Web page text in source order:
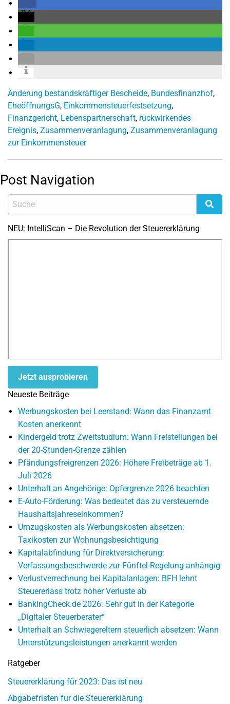
Änderung bestandskräftiger Bescheide, Bundesfinanzhof,
EheöffnungsG, Einkommensteuerfestsetzung,
Finanzgericht, Lebenspartnerschaft, rückwirkendes
Ereignis, Zusammenveranlagung, Zusammenveranlagung
zur Einkommensteuer
Post Navigation
NEU: IntelliScan – Die Revolution der Steuererklärung
Jetzt ausprobieren
Neueste Beiträge
Werbungskosten bei Leerstand: Wann das Finanzamt
Kosten anerkennt
Kindergeld trotz Zweitstudium: Wann Freistellungen bei
der 20-Stunden-Grenze zählen
Pfändungsfreigrenzen 2026: Höhere Freibeträge ab 1.
Juli 2026
Unterhalt an Angehörige: Opfergrenze 2026 beachten
E-Auto-Förderung: Was bedeutet das zu versteuernde
Haushaltsjahreseinkommen?
Umzugskosten als Werbungskosten absetzen:
Taxikosten zur Wohnungsbesichtigung
Kapitalabfindung für Direktversicherung:
Verfassungsbeschwerde zur Fünftel-Regelung anhängig
Verlustverrechnung bei Kapitalanlagen: BFH lehnt
Steuererlass trotz hoher Verluste ab
BankingCheck.de 2026: Sehr gut in der Kategorie
„Digitaler Steuerberater“
Unterhalt an Schwiegereltern steuerlich absetzen: Wann
Unterstützungsleistungen anerkannt werden
Ratgeber
Steuererklärung für 2023: Das ist neu
Abgabefristen für die Steuererklärung